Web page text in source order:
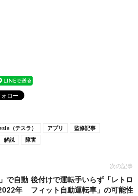
（テスラ） アプリ
監修記事
解説 障害
で自動
年
次の記事
後付けで運転手いらず「レトロ
フィット自動運転車」の可能性